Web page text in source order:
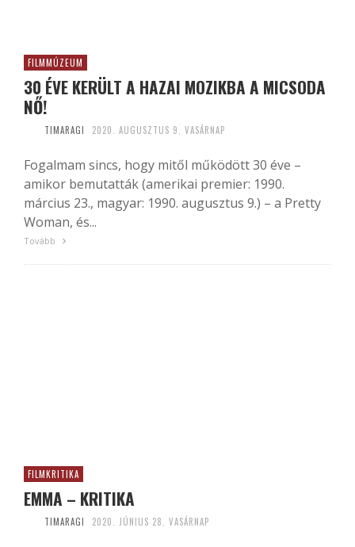
FILMMÚZEUM
30 ÉVE KERÜLT A HAZAI MOZIKBA A MICSODA
NŐ!
TIMARAGI 2020. AUGUSZTUS 9. VASÁRNAP
Fogalmam sincs, hogy mitől működött 30 éve –
amikor bemutatták (amerikai premier: 1990.
március 23., magyar: 1990. augusztus 9.) – a Pretty
Woman, és...
Tovább
FILMKRITIKA
EMMA – KRITIKA
TIMARAGI 2020. JÚNIUS 28. VASÁRNAP